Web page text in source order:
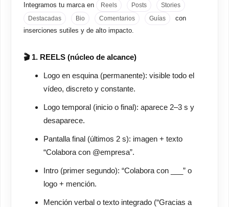
Integramos tu marca en Reels Posts
Stories
Destacadas
Bio Comentarios Guías
con
inserciones sutiles y de alto impacto.
🎬 1. REELS (núcleo de alcance)
Logo en esquina (permanente): visible todo el
vídeo, discreto y constante.
Logo temporal (inicio o final): aparece 2–3 s y
desaparece.
Pantalla final (últimos 2 s): imagen + texto
“Colabora con @empresa”.
Intro (primer segundo): “Colabora con ___” o
logo + mención.
Mención verbal o texto integrado (“Gracias a